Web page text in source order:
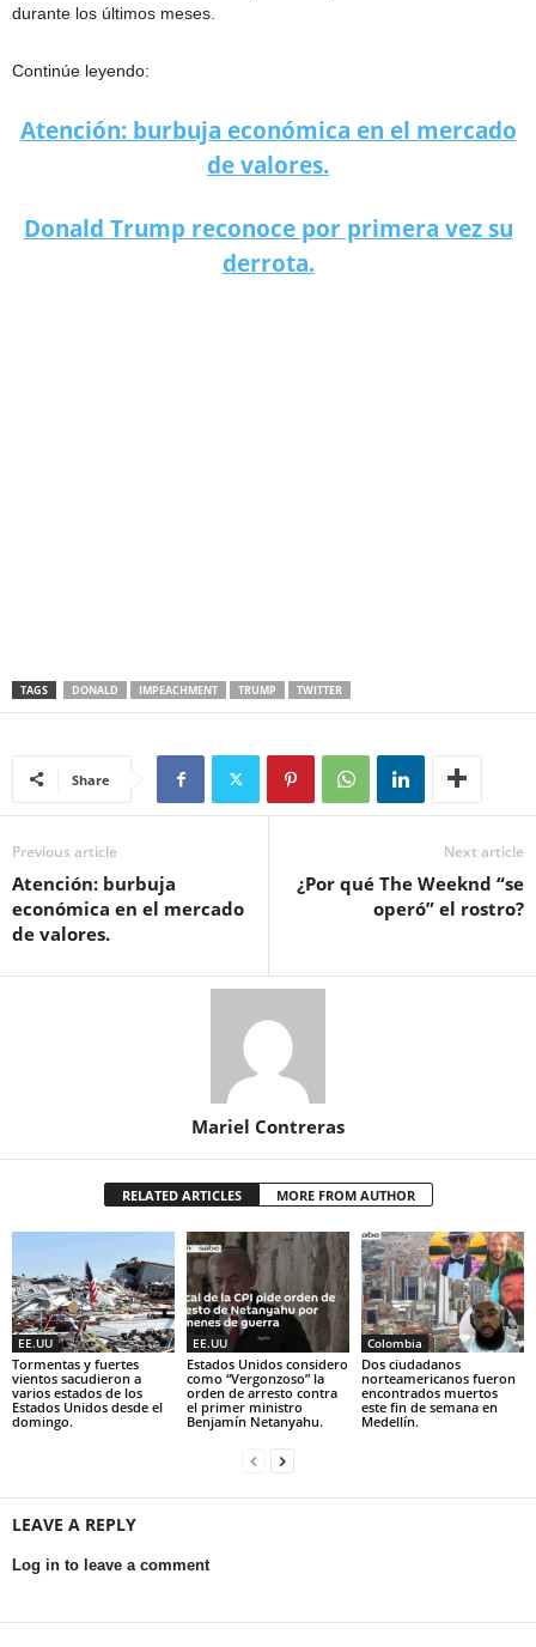
durante los últimos meses.
Continúe leyendo:
Atención: burbuja económica en el mercado
de valores.
Donald Trump reconoce por primera vez su
derrota.
TAGS DONALD IMPEACHMENT TRUMP TWITTER
Share
Previous article
Atención: burbuja
económica en el mercado
de valores.
Next article
¿Por qué The Weeknd “se
operó” el rostro?
Mariel Contreras
RELATED ARTICLES MORE FROM AUTHOR
EE.UU
Tormentas y fuertes
vientos sacudieron a
varios estados de los
Estados Unidos desde el
domingo.
EE.UU
Estados Unidos considero
como “Vergonzoso” la
orden de arresto contra
el primer ministro
Benjamín Netanyahu.
Colombia
Dos ciudadanos
norteamericanos fueron
encontrados muertos
este fin de semana en
Medellín.
LEAVE A REPLY
Log in to leave a comment